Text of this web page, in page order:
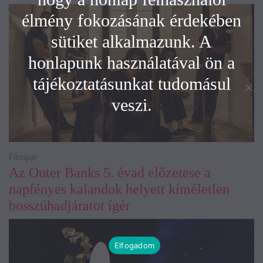
Az Outer Banks 5. évad előzetese a
napfényes kalandok helyett kíméletlen
bosszúhadjáratot ígér
Filmipar
élmény fokozásának érdekében
sütiket alkalmazunk. A
honlapunk használatával ön a
tájékoztatásunkat tudomásul
veszi.
Elfogadom